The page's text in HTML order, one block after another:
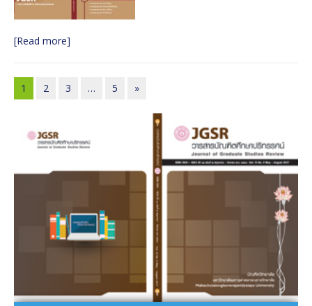
[Read more]
1 2 3 … 5 »